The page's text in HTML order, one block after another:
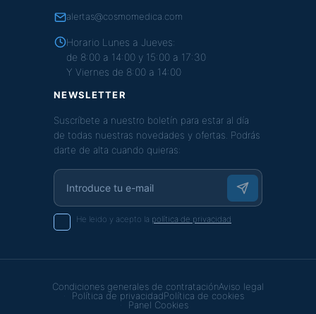
alertas@cosmomedica.com
Horario Lunes a Jueves:
de 8:00 a 14:00 y 15:00 a 17:30
Y Viernes de 8:00 a 14:00
NEWSLETTER
Suscríbete a nuestro boletín para estar al día
de todas nuestras novedades y ofertas. Podrás
darte de alta cuando quieras:
He leido y acepto la política de privacidad
Condiciones generales de contrataciónAviso legal
Política de privacidadPolítica de cookies
Panel Cookies